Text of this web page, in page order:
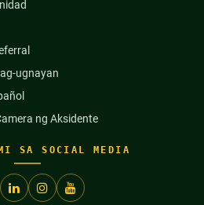
ugnayan
ng Aksidente
SA SOCIAL MEDIA